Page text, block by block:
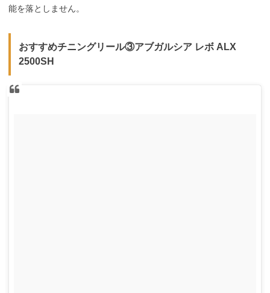
能を落としません。
おすすめチニングリール③アブガルシア レボ ALX
2500SH